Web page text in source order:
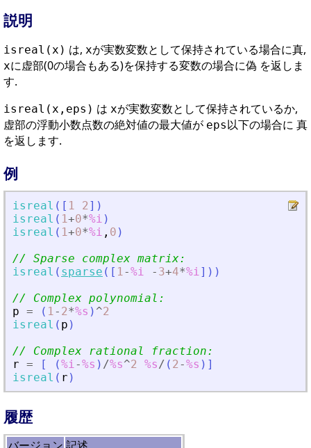
説明
isreal(x) は, xが実数変数として保持されている場合に真,
xに虚部(0の場合もある)を保持する変数の場合に偽 を返しま
す.
isreal(x,eps) は xが実数変数として保持されているか,
虚部の浮動小数点数の絶対値の最大値が eps以下の場合に 真
を返します.
例
isreal ( [ 1 2] )
isreal ( 1+0*%i )
isreal ( 1+0*%i , 0 )
// Sparse complex matrix:
isreal ( sparse ( [ 1-%i - 3+4*%i] ) )
// Complex polynomial:
p = ( 1- 2*%s ) ^2
isreal ( p )
// Complex rational fraction:
r = [ (%i-%s ) /%s^2 %s/ ( 2-%s ) ]
isreal ( r )
履歴